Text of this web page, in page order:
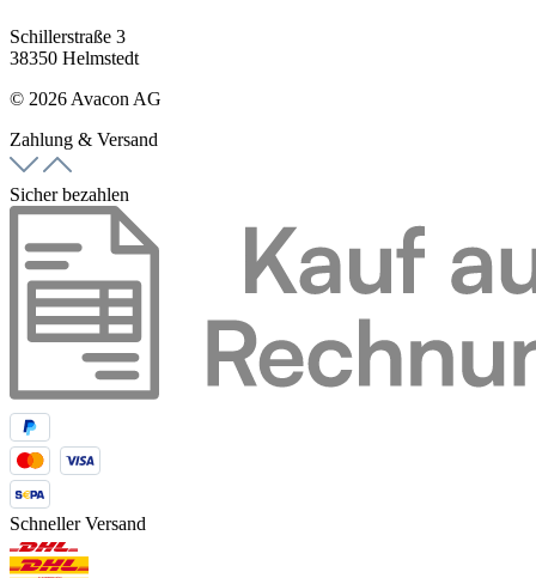
Schillerstraße 3
38350 Helmstedt
© 2026 Avacon AG
Zahlung & Versand
Sicher bezahlen
Schneller Versand